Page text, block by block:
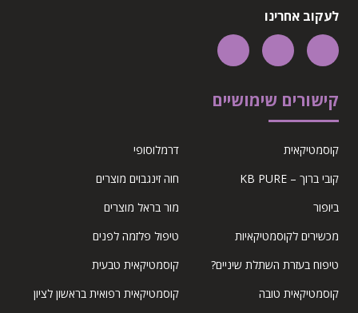
לעקוב אחרינו
קישורים שימושיים
קוסמטיקאית
דרמלוסופי
קובי ברוך – KB PURE
חוה זינגבוים מוצרים
ביופור
מור בראל מוצרים
מכשירים לקוסמטיקאיות
טיפול פלזמה לפנים
טיפוח בעזרת השתלת שיניים?
קוסמטיקאית טבעית
קוסמטיקאית טובה
קוסמטיקאית רפואית בראשון לציון